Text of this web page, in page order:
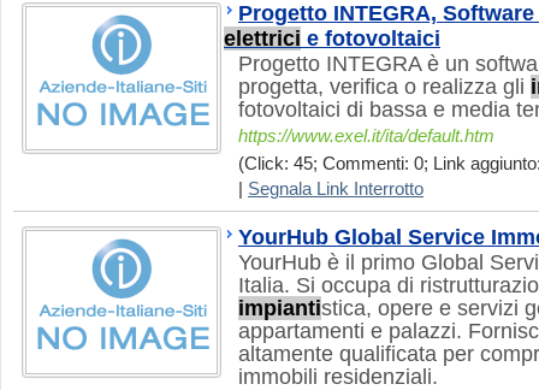
Progetto INTEGRA, Software
elettrici e fotovoltaici
Progetto INTEGRA è un
progetta, verifica o realizza gli
fotovoltaici di bassa e media
https://www.exel.it/ita/default.htm
(Click: 45; Commenti: 0; Link
Segnala Link Interrotto
YourHub Global Service
YourHub è il primo Global
Italia. Si occupa di
impiantistica, opere e servizi
appartamenti e palazzi.
altamente qualificata per
immobili residenziali.